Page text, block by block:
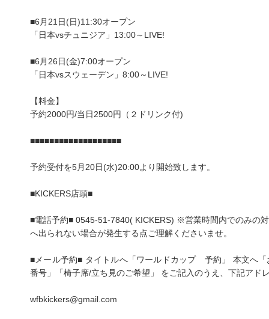
■6月21日(日)11:30オープン
「日本vsチュニジア」13:00～LIVE!
■6月26日(金)7:00オープン
「日本vsスウェーデン」8:00～LIVE!
【料金】
予約2000円/当日2500円（２ドリンク付)
■■■■■■■■■■■■■■■■■■■
予約受付を5月20日(水)20:00より開始致します。
■KICKERS店頭■
■電話予約■ 0545-51-7840( KICKERS) ※営業時間内でのみの
へ出られない場合が発生する点ご理解くださいませ。
■メール予約■ タイトルへ「ワールドカップ 予約」 本文へ
番号」「椅子席/立ち見のご希望」 をご記入のうえ、下記アド
wfbkickers@gmail.com